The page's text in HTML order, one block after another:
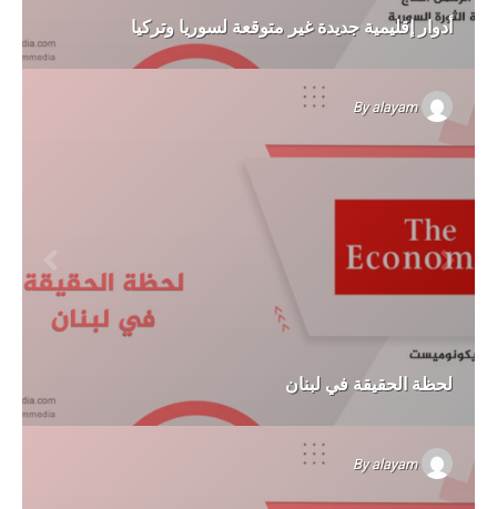
أدوار إقليمية جديدة غير متوقعة لسوريا وتركيا
Byalayam
لحظة الحقيقة في لبنان
Byalayam